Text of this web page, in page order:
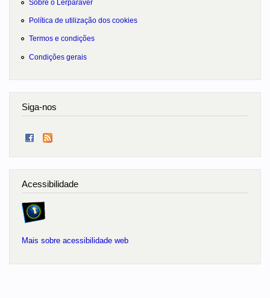
Sobre o Lerparaver
Política de utilização dos cookies
Termos e condições
Condições gerais
Siga-nos
Acessibilidade
Mais sobre acessibilidade web